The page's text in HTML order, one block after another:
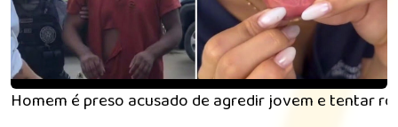
Homem é preso acusado de agredir jovem e tentar